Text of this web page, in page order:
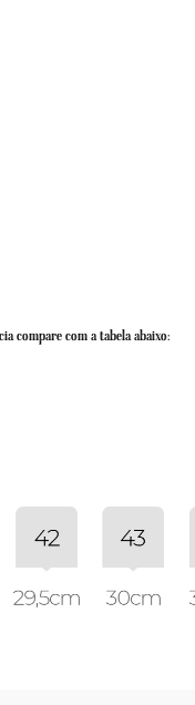
compare com a tabela abaixo: